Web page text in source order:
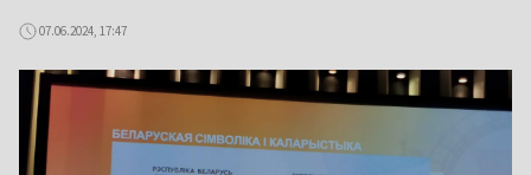
07.06.2024, 17:47